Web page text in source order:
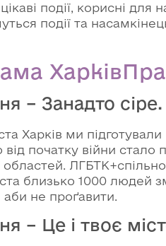
події, корисні
події та
– Занадто
Харків ми
від початку війни
областей.
близько 1000 людей
не проґавити.
– Це і твоє